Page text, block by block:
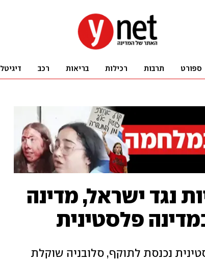
ספורט תרבות רכילות בריאות רכב דיגיטל
נגד ישראל, מדינה
פלסטינית
נכנסת לתוקף, סלובניה שוקלת